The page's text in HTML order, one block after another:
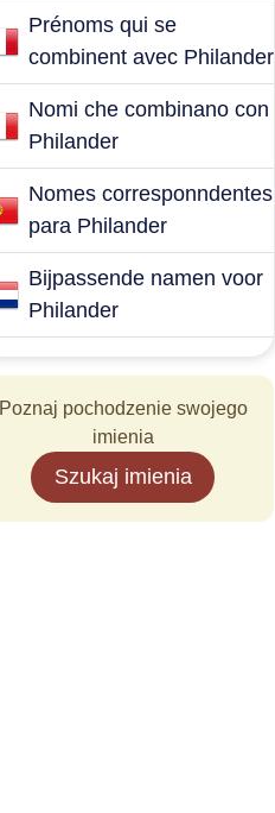
Prénoms qui se
combinent avec Philander
Nomi che combinano con
Philander
Nomes corresponndentes
para Philander
Bijpassende namen voor
Philander
Poznaj pochodzenie swojego
imienia
Szukaj imienia